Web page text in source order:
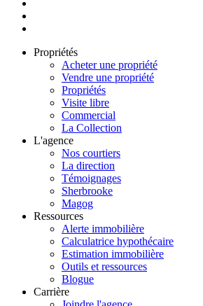
Propriétés
Acheter une propriété
Vendre une propriété
Propriétés
Visite libre
Commercial
La Collection
L'agence
Nos courtiers
La direction
Témoignages
Sherbrooke
Magog
Ressources
Alerte immobilière
Calculatrice hypothécaire
Estimation immobilière
Outils et ressources
Blogue
Carrière